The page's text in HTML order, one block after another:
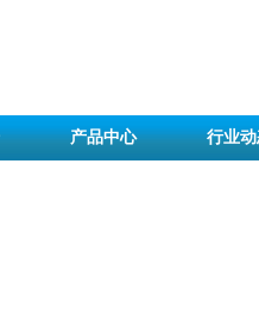
产品中心 行业